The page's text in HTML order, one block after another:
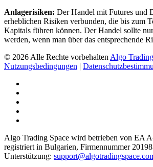
Anlagerisiken: Der Handel mit Futures und
erheblichen Risiken verbunden, die bis zum
Kapitals führen können. Der Handel sollte
werden, wenn man über das entsprechende
© 2026 Alle Rechte vorbehalten Algo
Nutzungsbedingungen |
Algo Trading Space wird betrieben von EA
registriert in Bulgarien, Firmennummer
Unterstützung: